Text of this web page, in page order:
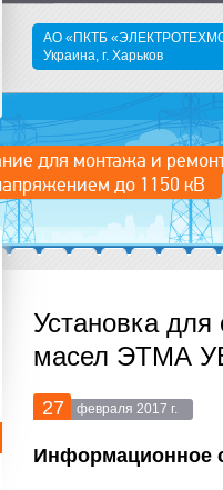
для монтажа и
до 1150 кВ
АО «ПКТБ
Украина, г. Харьков
Установка
масел ЭТМА
27 февраля 2017 г.
Информационное